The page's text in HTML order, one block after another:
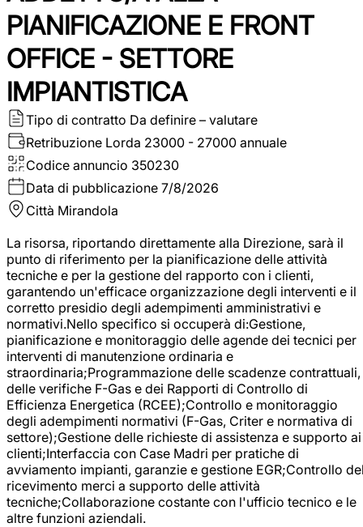
PIANIFICAZIONE E FRONT
OFFICE - SETTORE
IMPIANTISTICA
Tipo di contratto Da definire – valutare
Retribuzione Lorda 23000 - 27000 annuale
Codice annuncio 350230
Data di pubblicazione 7/8/2026
Città Mirandola
La risorsa, riportando direttamente alla Direzione, sarà il
punto di riferimento per la pianificazione delle attività
tecniche e per la gestione del rapporto con i clienti,
garantendo un'efficace organizzazione degli interventi e il
corretto presidio degli adempimenti amministrativi e
normativi.Nello specifico si occuperà di:Gestione,
pianificazione e monitoraggio delle agende dei tecnici per
interventi di manutenzione ordinaria e
straordinaria;Programmazione delle scadenze contrattuali,
delle verifiche F-Gas e dei Rapporti di Controllo di
Efficienza Energetica (RCEE);Controllo e monitoraggio
degli adempimenti normativi (F-Gas, Criter e normativa di
settore);Gestione delle richieste di assistenza e supporto ai
clienti;Interfaccia con Case Madri per pratiche di
avviamento impianti, garanzie e gestione EGR;Controllo
ricevimento merci a supporto delle attività
tecniche;Collaborazione costante con l'ufficio tecnico e le
altre funzioni aziendali.